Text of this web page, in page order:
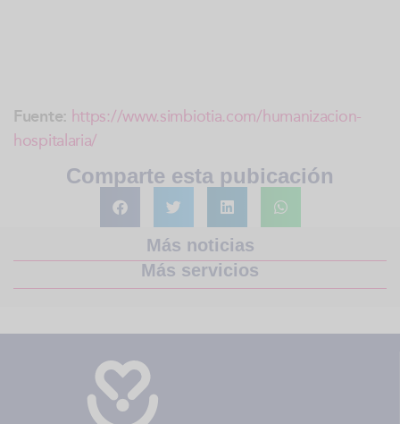
Fuente: https://www.simbiotia.com/humanizacion-
hospitalaria/
Comparte esta pubicación
Más noticias
Más servicios